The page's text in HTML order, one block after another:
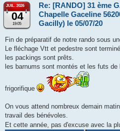
JUIL. 2026
04
19:05
Re: [RANDO] 31 ème
Chapelle Gaceline
Gacilly) le 05/07/20
Fin de préparatif de notre rando sous
Le fléchage Vtt et pedestre sont
les packings sont prêts.
les barnums sont montés et les futs
frigorifique
On vous attend nombreux demain
travail des bénévoles.
Et cette année, pas d'excuse avec la